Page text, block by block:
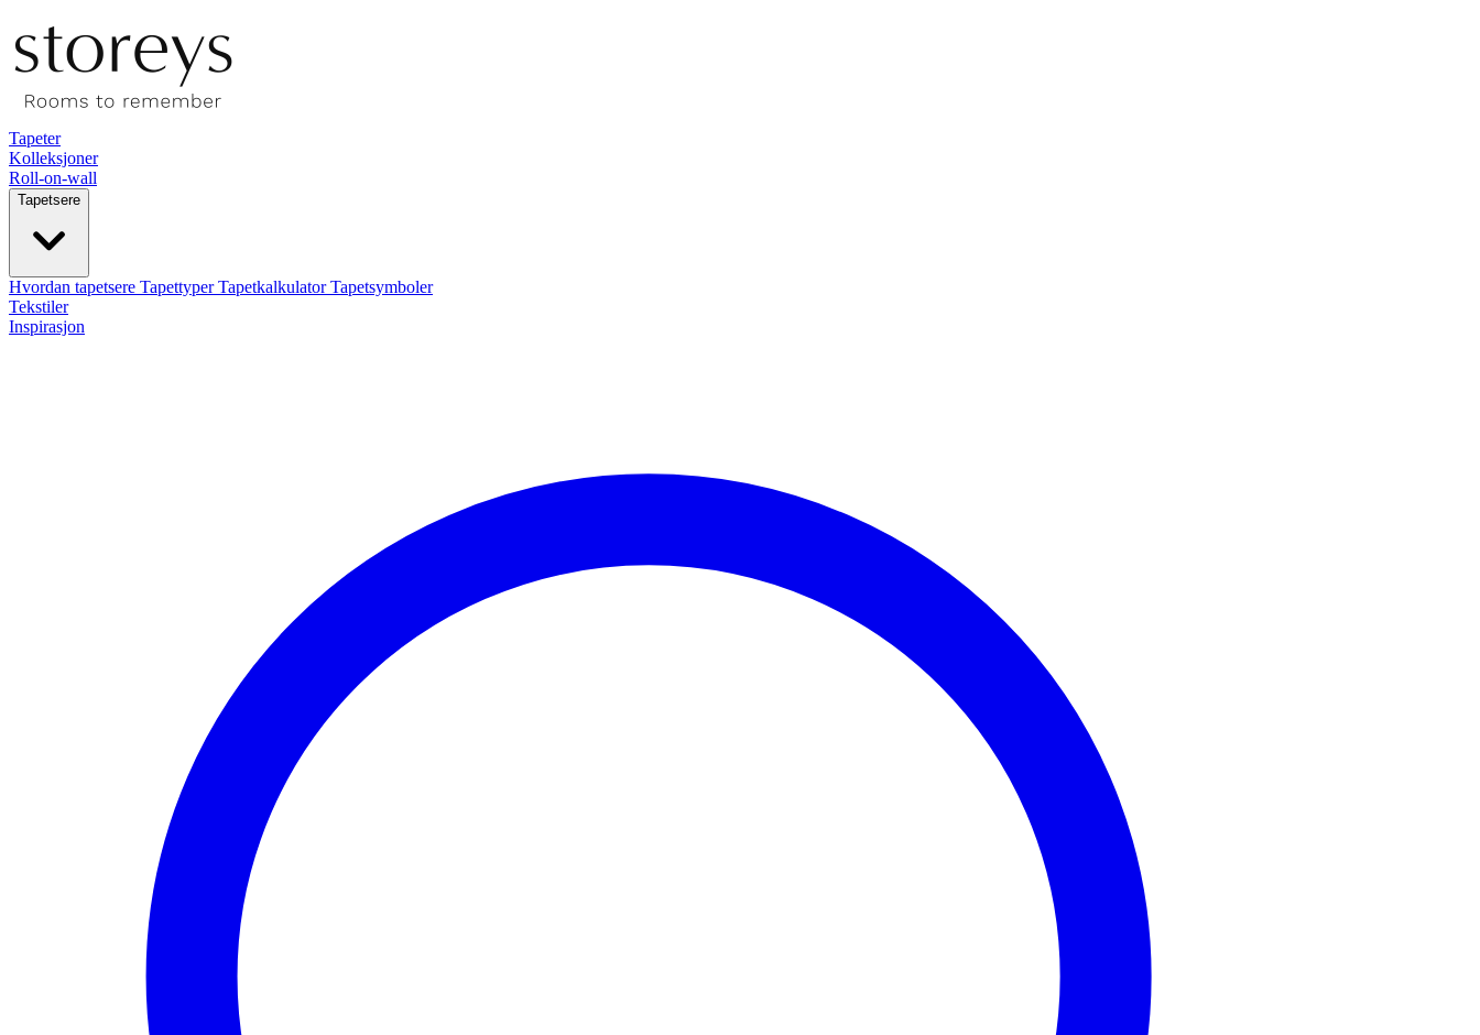
Tapeter
Kolleksjoner
Roll-on-wall
Tapetsere
Hvordan tapetsere TapettyperTapetkalkulatorTapetsymboler
Tekstiler
Inspirasjon